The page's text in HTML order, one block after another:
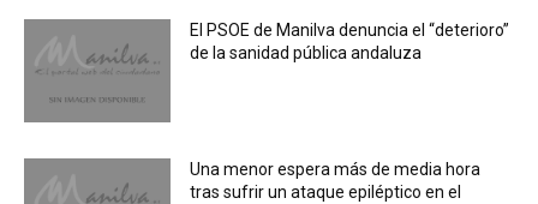
El PSOE de Manilva denuncia el “deterioro”
de la sanidad pública andaluza
Una menor espera más de media hora
tras sufrir un ataque epiléptico en el